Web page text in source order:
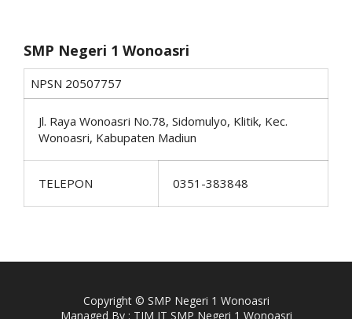
SMP Negeri 1 Wonoasri
NPSN 20507757
Jl. Raya Wonoasri No.78, Sidomulyo, Klitik, Kec.
Wonoasri, Kabupaten Madiun
TELEPON 0351-383848
Copyright © SMP Negeri 1 Wonoasri
Managed By : TIM IT SMP Negeri 1 Wonoasri